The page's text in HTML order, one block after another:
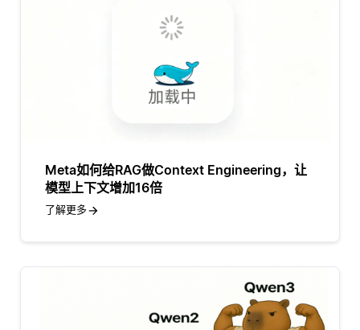
Meta如何给RAG做Context Engineering，让
模型上下文增加16倍
了解更多